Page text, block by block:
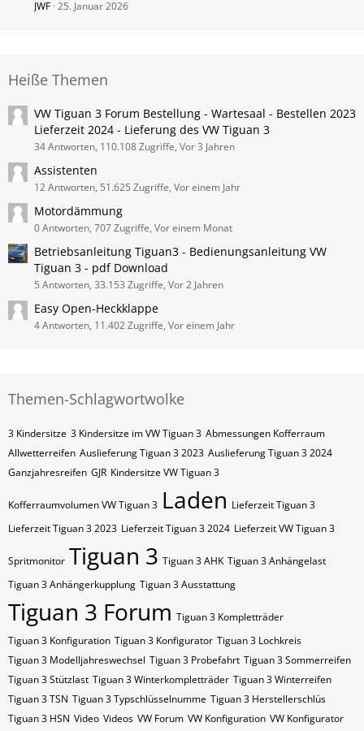
JWF 25. Januar 2026
Heiße Themen
VW Tiguan 3 Forum Bestellung - Wartesaal - Bestellen 2023
Lieferzeit 2024 - Lieferung des VW Tiguan 3
34 Antworten, 110.108 Zugriffe, Vor 3 Jahren
Assistenten
12 Antworten, 51.625 Zugriffe, Vor einem Jahr
Motordämmung
0 Antworten, 707 Zugriffe, Vor einem Monat
Betriebsanleitung Tiguan3 - Bedienungsanleitung VW
Tiguan 3 - pdf Download
5 Antworten, 33.153 Zugriffe, Vor 2 Jahren
Easy Open-Heckklappe
4 Antworten, 11.402 Zugriffe, Vor einem Jahr
Themen-Schlagwortwolke
3 Kindersitze 3 Kindersitze im VW Tiguan 3 Abmessungen Kofferraum
Allwetterreifen Auslieferung Tiguan 3 2023 Auslieferung Tiguan 3 2024
Ganzjahresreifen GJR Kindersitze VW Tiguan 3
Kofferraumvolumen VW Tiguan 3 Laden Lieferzeit Tiguan 3
Lieferzeit Tiguan 3 2023 Lieferzeit Tiguan 3 2024 Lieferzeit VW Tiguan 3
Spritmonitor Tiguan 3 Tiguan 3 AHK Tiguan 3 Anhängelast
Tiguan 3 Anhängerkupplung Tiguan 3 Ausstattung
Tiguan 3 Forum Tiguan 3 Kompletträder
Tiguan 3 Konfiguration Tiguan 3 Konfigurator Tiguan 3 Lochkreis
Tiguan 3 Modelljahreswechsel Tiguan 3 Probefahrt Tiguan 3 Sommerreifen
Tiguan 3 Stützlast Tiguan 3 Winterkompletträder Tiguan 3 Winterreifen
Tiguan 3​​​​ TSN Tiguan 3​​​​ Typschlüsselnumme Tiguan 3​​​​​ Herstellerschlüs
Tiguan 3​​​​​ HSN Video Videos VW Forum VW Konfiguration VW Konfigurator